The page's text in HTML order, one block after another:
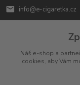
info@e-cigaretka.cz
Náš e-shop a
cookies, aby Vám